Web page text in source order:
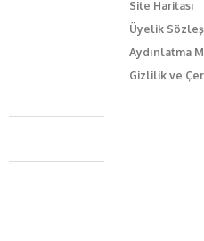
Site Haritası
Üyelik
Aydınlatma
Gizlilik ve
Caferağa Mah. Dr. Şakir
+90 543 345 46 00